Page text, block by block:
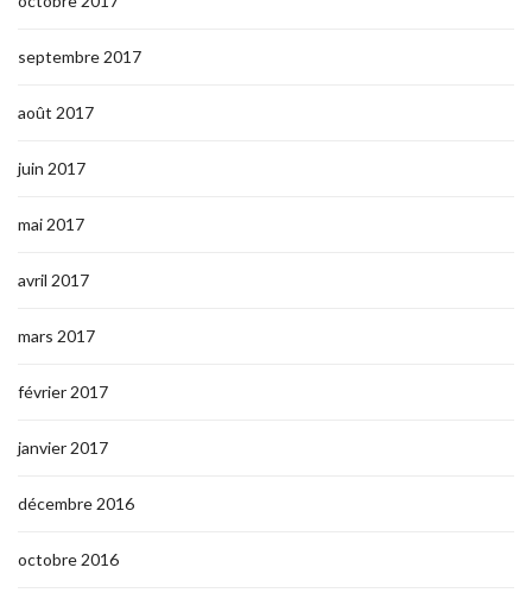
septembre 2017
août 2017
juin 2017
mai 2017
avril 2017
mars 2017
février 2017
janvier 2017
décembre 2016
octobre 2016